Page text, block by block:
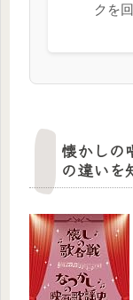
クを
懐かしの
の違いを